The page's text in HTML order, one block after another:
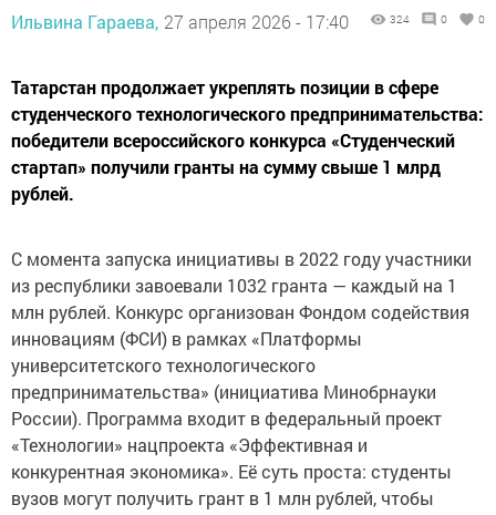
Ильвина Гараева, 27 апреля 2026 - 17:40 324 0 0
Татарстан продолжает укреплять позиции в сфере
студенческого технологического предпринимательства:
победители всероссийского конкурса «Студенческий
стартап» получили гранты на сумму свыше 1 млрд
рублей.
С момента запуска инициативы в 2022 году участники
из республики завоевали 1032 гранта — каждый на 1
млн рублей. Конкурс организован Фондом содействия
инновациям (ФСИ) в рамках «Платформы
университетского технологического
предпринимательства» (инициатива Минобрнауки
России). Программа входит в федеральный проект
«Технологии» нацпроекта «Эффективная и
конкурентная экономика». Её суть проста: студенты
вузов могут получить грант в 1 млн рублей, чтобы